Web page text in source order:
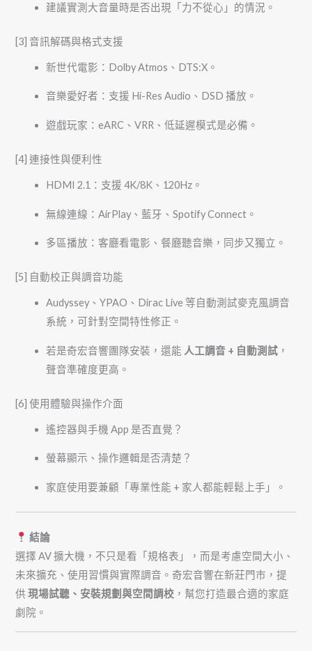
建議實測大音量時是否出現「力不從心」的情況。
[3] 音訊解碼與格式支援
新世代電影：Dolby Atmos、DTS:X。
音樂愛好者：支援 Hi-Res Audio、DSD 播放。
遊戲玩家：eARC、VRR、低延遲模式是必備。
[4] 連接性與便利性
HDMI 2.1：支援 4K/8K、120Hz。
無線連線：AirPlay、藍牙、Spotify Connect。
多區播放：客廳看電影、餐廳聽音樂，同步又獨立。
[5] 自動校正與調音功能
Audyssey、YPAO、Dirac Live 等自動測試麥克風調音
系統，可針對空間特性修正。
若是奇宏音響團隊安裝，還能 人工調音 + 自動測試 ，
聲音準確度更高。
[6] 使用體驗與操作介面
遙控器與手機 App 是否直覺？
螢幕顯示、操作邏輯是否清楚？
家庭使用要兼顧「專業性能 + 家人都能輕鬆上手」。
結論
選擇 AV 擴大機，不只是看「規格表」，而是考慮空間大小、
未來擴充、使用習慣與實際調音。奇宏音響在新莊門市，提
供現場試聽、安裝規劃與空間調校 ，幫您打造最合適的家庭
劇院。